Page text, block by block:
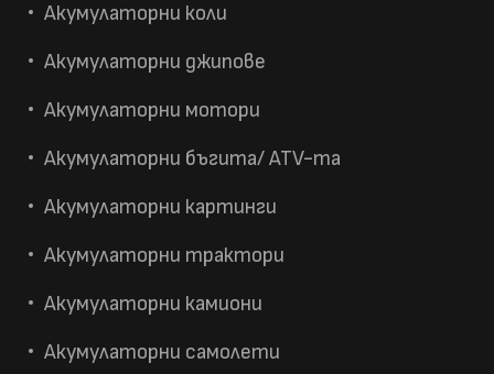
Акумулаторни коли
Акумулаторни джипове
Акумулаторни мотори
Акумулаторни бъгита/ ATV-та
Акумулаторни картинги
Акумулаторни трактори
Акумулаторни камиони
Акумулаторни самолети